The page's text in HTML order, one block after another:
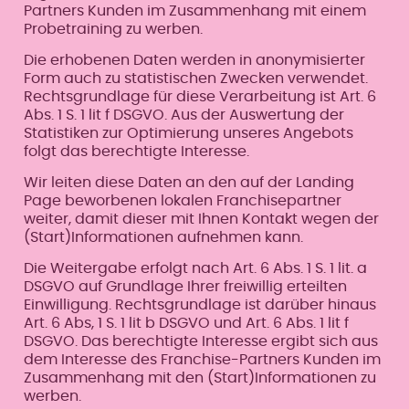
Partners Kunden im Zusammenhang mit einem
Probetraining zu werben.
Die erhobenen Daten werden in anonymisierter
Form auch zu statistischen Zwecken verwendet.
Rechtsgrundlage für diese Verarbeitung ist Art. 6
Abs. 1 S. 1 lit f DSGVO. Aus der Auswertung der
Statistiken zur Optimierung unseres Angebots
folgt das berechtigte Interesse.
Wir leiten diese Daten an den auf der Landing
Page beworbenen lokalen Franchisepartner
weiter, damit dieser mit Ihnen Kontakt wegen der
(Start)Informationen aufnehmen kann.
Die Weitergabe erfolgt nach Art. 6 Abs. 1 S. 1 lit. a
DSGVO auf Grundlage Ihrer freiwillig erteilten
Einwilligung. Rechtsgrundlage ist darüber hinaus
Art. 6 Abs, 1 S. 1 lit b DSGVO und Art. 6 Abs. 1 lit f
DSGVO. Das berechtigte Interesse ergibt sich aus
dem Interesse des Franchise-Partners Kunden im
Zusammenhang mit den (Start)Informationen zu
werben.